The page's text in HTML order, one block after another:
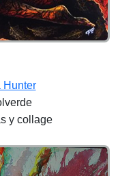
Hunter
y collage